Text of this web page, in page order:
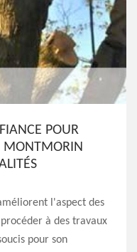
POUR
MONTMORIN
l'aspect des
à des travaux
pour son